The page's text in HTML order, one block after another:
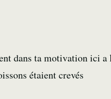
dans ta motivation ici a
étaient crevés